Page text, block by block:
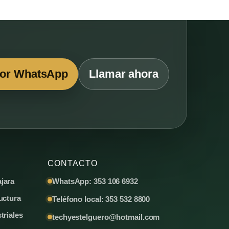
WhatsApp Llamar ahora
CONTACTO
WhatsApp: 353 106 6932
Teléfono local: 353 532 8800
techyestelguero@hotmail.com